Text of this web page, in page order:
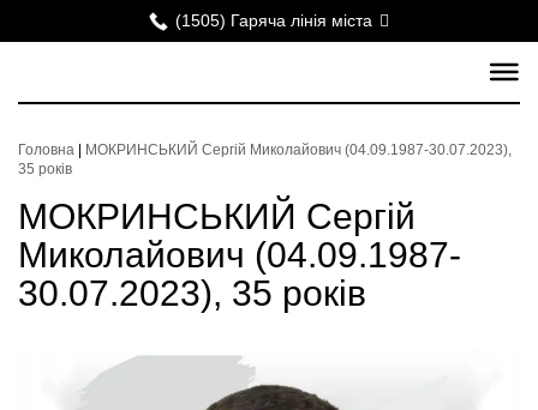
(1505) Гаряча лінія міста
Головна
МОКРИНСЬКИЙ Сергій Миколайович (04.09.1987-30.07.2023),
35 років
МОКРИНСЬКИЙ Сергій
Миколайович (04.09.1987-
30.07.2023), 35 років